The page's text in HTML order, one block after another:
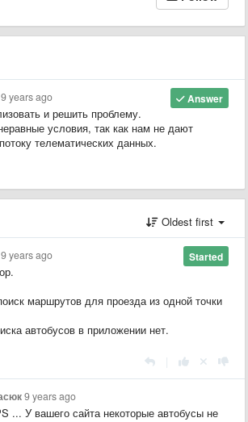
Answer
9 years ago
и решить проблему.
условия, так как нам не дают
телематических данных.
Oldest first
Started
9 years ago
маршрутов для проезда из одной точки
автобусов в приложении нет.
9 years ago
... У вашего сайта некоторые автобусы не